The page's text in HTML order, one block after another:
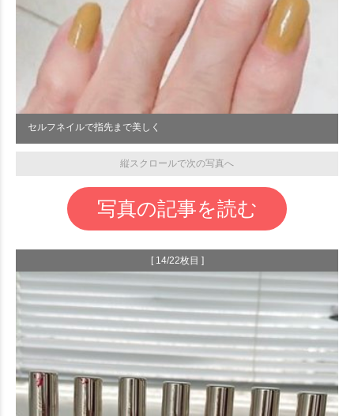
セルフネイルで指先まで美しく
縦スクロールで次の写真へ
写真の記事を読む
[ 14/22枚目 ]